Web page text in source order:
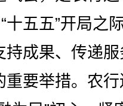
十五五”开局之
持成果、传递
重要举措。农